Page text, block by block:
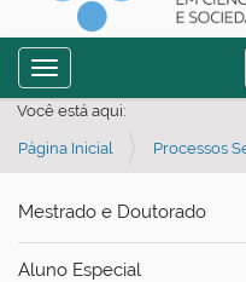
Toggle navigation
Você está aqui:
Página Inicial Processos
Mestrado e Doutorado
Aluno Especial